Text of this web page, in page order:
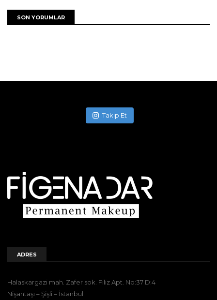
SON YORUMLAR
Takip Et
ADRES
Halaskargazi mah. Zafer sok. Filiz Apt. No:37 D:4
Nişantaşı – Şişli – İstanbul